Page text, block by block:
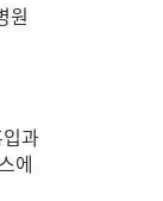
원
과
에